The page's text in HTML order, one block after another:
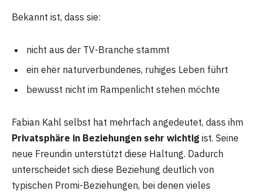
Bekannt ist, dass sie:
nicht aus der TV-Branche stammt
ein eher naturverbundenes, ruhiges Leben führt
bewusst nicht im Rampenlicht stehen möchte
Fabian Kahl selbst hat mehrfach angedeutet, dass ihm
Privatsphäre in Beziehungen sehr wichtig ist. Seine
neue Freundin unterstützt diese Haltung. Dadurch
unterscheidet sich diese Beziehung deutlich von
typischen Promi-Beziehungen, bei denen vieles